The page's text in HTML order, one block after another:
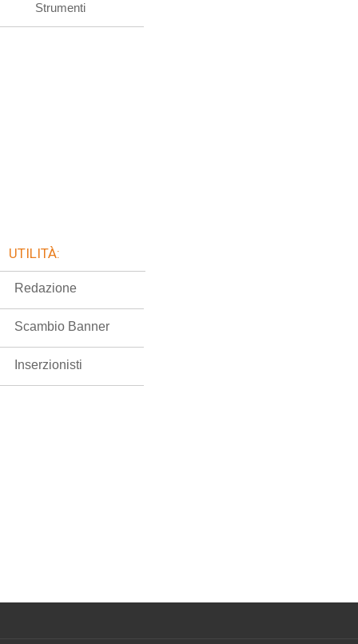
Strumenti
UTILITÀ:
Redazione
Scambio Banner
Inserzionisti